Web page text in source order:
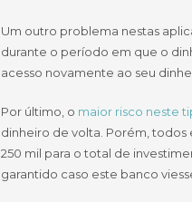
Um outro problema nestas
durante o período em que o
acesso novamente ao seu
Por último, o maior risco neste
dinheiro de volta. Porém,
250 mil para o total de
garantido caso este banco